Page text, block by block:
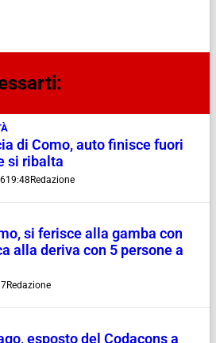
di Como, auto finisce fuori
si ribalta
19:48 Redazione
si ferisce alla gamba con
alla deriva con 5 persone a
Redazione
esposto del Codacons a